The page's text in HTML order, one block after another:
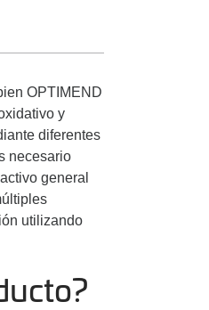
OPTIMEND
y
diferentes
necesario
general
utilizando